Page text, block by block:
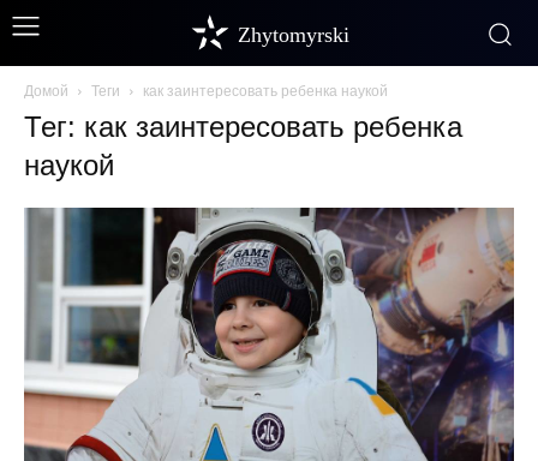
Zhytomyrski
Домой Теги как заинтересовать ребенка наукой
Тег: как заинтересовать ребенка
наукой